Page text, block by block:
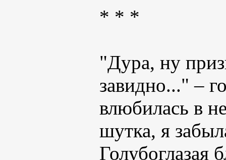
* * *
"Дура, ну
завидно..." –
влюбилась в
шутка, я
Голубоглазая